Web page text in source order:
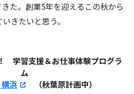
た。創業5年を迎えるこの秋から
きたいと思う。
学習支援＆お仕事体験プログラ
ム
浜
（秋葉原計画中）